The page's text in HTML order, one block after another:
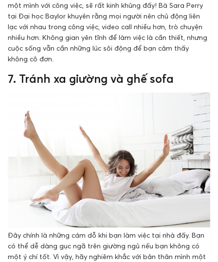
một mình với công việc, sẽ rất kinh khủng đấy! Bà Sara Perry
tại Đại học Baylor khuyên rằng mọi người nên chủ động liên
lạc với nhau trong công việc, video call nhiều hơn, trò chuyện
nhiều hơn. Không gian yên tĩnh để làm việc là cần thiết, nhưng
cuộc sống vẫn cần những lúc sôi động để bạn cảm thấy
không cô đơn.
7. Tránh xa giường và ghế sofa
Đây chính là những cám dỗ khi bạn làm việc tại nhà đấy. Bạn
có thể dễ dàng gục ngã trên giường ngủ nếu bạn không có
một ý chí tốt. Vì vậy, hãy nghiêm khắc với bản thân mình một